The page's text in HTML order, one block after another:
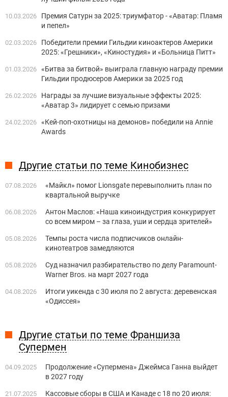
10.03.2026
Премия Сатурн за 2025: триумфатор - «Аватар: Пламя
и пепел»
02.03.2026
Победители премии Гильдии киноактеров Америки
2025: «Грешники», «Киностудия» и «Больница Питт»
01.03.2026 «Битва за битвой» выиграла главную награду премии
Гильдии продюсеров Америки за 2025 год
26.02.2026
Награды за лучшие визуальные эффекты 2025:
«Аватар 3» лидирует с семью призами
24.02.2026 «Кей-поп-охотницы на демонов» победили на Annie
Awards
Другие статьи по теме Кинобизнес
07.08.2026
«Майкл» помог Lionsgate перевыполнить план по
квартальной выручке
06.08.2026
Антон Маслов: «Наша киноиндустрия конкурирует
со всем миром – за глаза, уши и сердца зрителей»
05.08.2026
Темпы роста числа подписчиков онлайн-
кинотеатров замедляются
05.08.2026
Суд назначил разбирательство по делу Paramount-
Warner Bros. на март 2027 года
04.08.2026
Итоги уикенда с 30 июля по 2 августа: деревенская
«Одиссея»
Другие статьи по теме Франшиза
Супермен
04.09.2025
Продолжение «Супермена» Джеймса Ганна выйдет
в 2027 году
21.07.2025
Кассовые сборы в США и Канаде с 18 по 20 июля: